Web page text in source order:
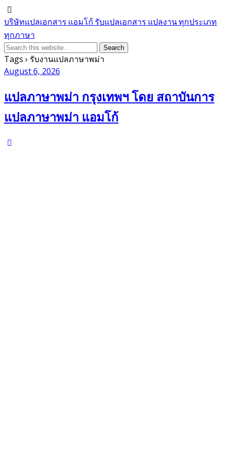
บริษัทแปลเอกสาร แอมโก้ รับแปลเอกสาร แปลงาน ทุกประเภท
ทุกภาษา
Tags › รับงานแปลภาษาพม่า
August 6, 2026
แปลภาษาพม่า กรุงเทพฯ โดย สถาบันการ
แปลภาษาพม่า แอมโก้